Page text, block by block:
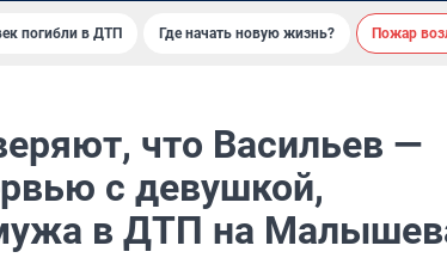
погибли в ДТП Где начать новую жизнь? Пожар
что Васильев —
с девушкой,
в ДТП на